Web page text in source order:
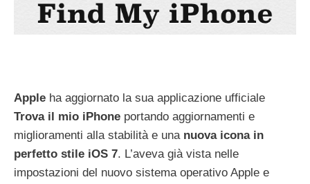
Apple ha aggiornato la sua applicazione ufficiale
Trova il mio iPhone portando aggiornamenti e
miglioramenti alla stabilità e una nuova icona in
perfetto stile iOS 7. L’aveva già vista nelle
impostazioni del nuovo sistema operativo Apple e